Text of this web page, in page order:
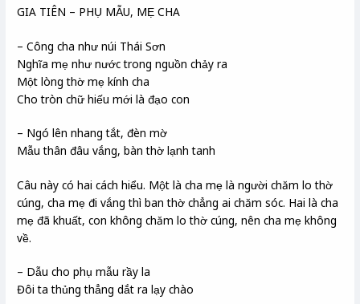
GIA TIÊN – PHỤ MẪU, MẸ CHA
– Công cha như núi Thái Sơn
Nghĩa mẹ như nước trong nguồn chảy ra
Một lòng thờ mẹ kính cha
Cho tròn chữ hiếu mới là đạo con
– Ngó lên nhang tắt, đèn mờ
Mẫu thân đâu vắng, bàn thờ lạnh tanh
Câu này có hai cách hiểu. Một là cha mẹ là người chăm lo thờ
cúng, cha mẹ đi vắng thì ban thờ chẳng ai chăm sóc. Hai là cha
mẹ đã khuất, con không chăm lo thờ cúng, nên cha mẹ không
về.
– Dẫu cho phụ mẫu rầy la
Đôi ta thủng thẳng dắt ra lạy chào